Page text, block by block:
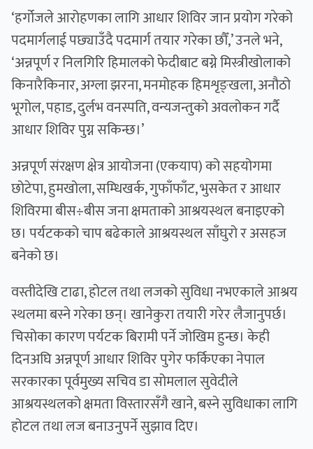
‘हर्गोजले आरोहणका लागि आधार शिविर जान प्रयोग गरेको
पदमार्गलाई पछ्याउँदै पदमार्ग तयार गरेका छौँ,’ उनले भने,
‘अन्नपूर्ण र निलगिरि हिमालको फेदीबाट बग्ने मिस्त्रीखोलाको
किनारैकिनार, अग्ला झरना, मनमोहक हिमशृङ्खला, अनौठो
भूगोल, पहाड, दुर्लभ वनस्पति, वन्यजन्तुको अवलोकन गर्दै
आधार शिविर पुग्न सकिन्छ।’
अन्नपूर्ण संरक्षण क्षेत्र आयोजना (एकयाप) को सहयोगमा
छोटेपा, हुमखोला, सम्धिखर्क, गुफाँफाँट, भुसकेत र आधार
शिविरमा बीस÷बीस जना क्षमताको आश्रयस्थल बनाइएको
छ। पर्यटकको चाप बढेकाले आश्रयस्थल साँघुरो र असहज
बनेको छ।
वस्तीदेखि टाढा, होटल तथा लजको सुविधा नभएकाले आश्रय
स्थलमा बस्ने गरेका छन्। खानेकुरा तयारी गरेर लैजानुपर्छ।
चिसोका कारण पर्यटक बिरामी पर्ने जोखिम हुन्छ। केही
दिनअघि अन्नपूर्ण आधार शिविर पुगेर फर्किएका नेपाल
सरकारका पूर्वमुख्य सचिव डा सोमलाल सुवेदीले
आश्रयस्थलको क्षमता विस्तारसँगै खाने, बस्ने सुविधाका लागि
होटल तथा लज बनाउनुपर्ने सुझाव दिए।